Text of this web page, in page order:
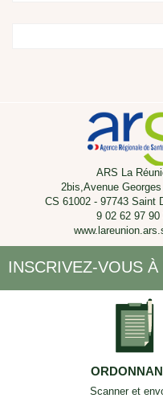
ARS La
2bis,Avenue
CS 61002 - 97743 Saint
9 02 62 97 90
INSCRIVEZ-VOUS
Scanner et